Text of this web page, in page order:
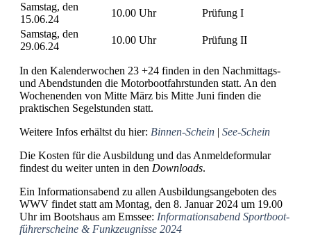
Samstag, den
15.06.24
10.00 Uhr
Prüfung I
Samstag, den
29.06.24
10.00 Uhr Prüfung II
In den Kalenderwochen 23 +24 finden in den Nachmittags-
und Abendstunden die Motorbootfahrstunden statt. An den
Wochenenden von Mitte März bis Mitte Juni finden die
praktischen Segelstunden statt.
Weitere Infos erhältst du hier: Binnen-Schein | See-Schein
Die Kosten für die Ausbildung und das Anmeldeformular
findest du weiter unten in den Downloads.
Ein Informationsabend zu allen Ausbildungsangeboten des
WWV findet statt am Montag, den 8. Januar 2024 um 19.00
Uhr im Bootshaus am Emssee: Informations­abend Sportboot­
führerscheine & Funkzeugnisse 2024